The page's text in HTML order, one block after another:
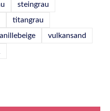
steingrau
titangrau
vulkansand